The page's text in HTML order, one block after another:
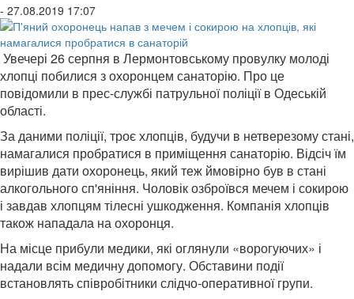
- 27.08.2019 17:07
Увечері 26 серпня в Лермонтовському провулку молоді
хлопці побилися з охоронцем санаторію. Про це
повідомили в прес-службі патрульної поліції в Одеській
області.
За даними поліції, троє хлопців, будучи в нетверезому стані,
намагалися пробратися в приміщення санаторію. Відсіч їм
вирішив дати охоронець, який теж ймовірно був в стані
алкогольного сп'яніння. Чоловік озброївся мечем і сокирою
і завдав хлопцям тілесні ушкодження. Компанія хлопців
також нападала на охоронця.
На місце прибули медики, які оглянули «ворогуючих» і
надали всім медичну допомогу. Обставини події
встановлять співробітники слідчо-оперативної групи.